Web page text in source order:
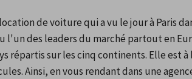
de voiture qui a vu le jour à Paris
des leaders du marché partout en
répartis sur les cinq continents. Elle est
Ainsi, en vous rendant dans une